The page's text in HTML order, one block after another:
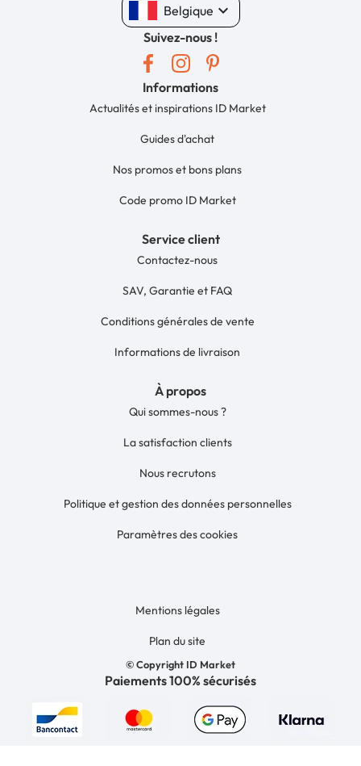
Belgique keyboard_arrow_down
Suivez-nous !
Informations
Actualités et inspirations ID Market
Guides d'achat
Nos promos et bons plans
Code promo ID Market
Service client
Contactez-nous
SAV, Garantie et FAQ
Conditions générales de vente
Informations de livraison
À propos
Qui sommes-nous ?
La satisfaction clients
Nous recrutons
Politique et gestion des données personnelles
Paramètres des cookies
© Copyright ID Market
Mentions légales
Plan du site
Paiements 100% sécurisés